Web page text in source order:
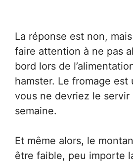
La réponse est non,
faire attention à ne pas
bord lors de
hamster. Le fromage est
vous ne devriez le servir
semaine.
Et même alors, le
être faible, peu importe